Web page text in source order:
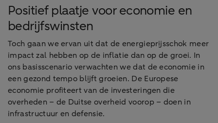
Positief plaatje voor economie en
bedrijfswinsten
Toch gaan we ervan uit dat de energieprijsschok meer
impact zal hebben op de inflatie dan op de groei. In
ons basisscenario verwachten we dat de economie in
een gezond tempo blijft groeien. De Europese
economie profiteert van de investeringen die
overheden – de Duitse overheid voorop – doen in
infrastructuur en defensie.